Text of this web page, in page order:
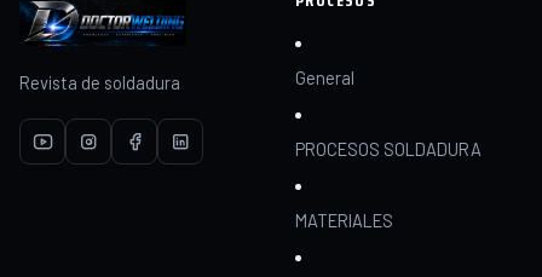
Revista de soldadura General
PROCESOS SOLDADURA
MATERIALES